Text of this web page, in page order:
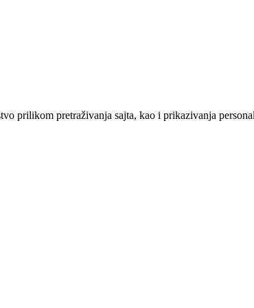
prilikom pretraživanja sajta, kao i prikazivanja